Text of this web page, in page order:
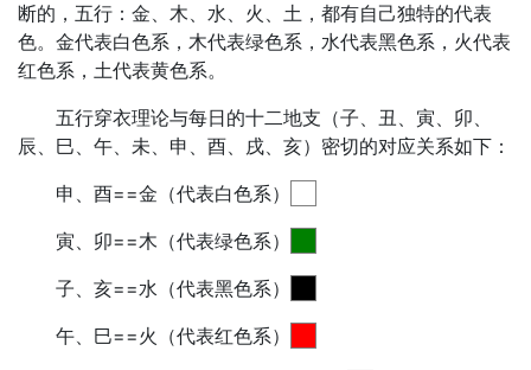
断的，五行：金、木、水、火、土，都有自己独特的代表
色。金代表白色系，木代表绿色系，水代表黑色系，火代表
红色系，土代表黄色系。
五行穿衣理论与每日的十二地支（子、丑、寅、卯、
辰、巳、午、未、申、酉、戌、亥）密切的对应关系如下：
申、酉==金（代表白色系）
寅、卯==木（代表绿色系）
子、亥==水（代表黑色系）
午、巳==火（代表红色系）